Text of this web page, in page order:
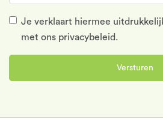
Je verklaart hiermee
met ons privacybeleid.
Versturen